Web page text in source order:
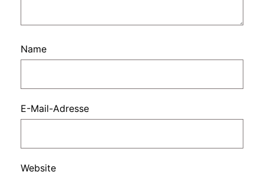
Name
E-Mail-Adresse
Website